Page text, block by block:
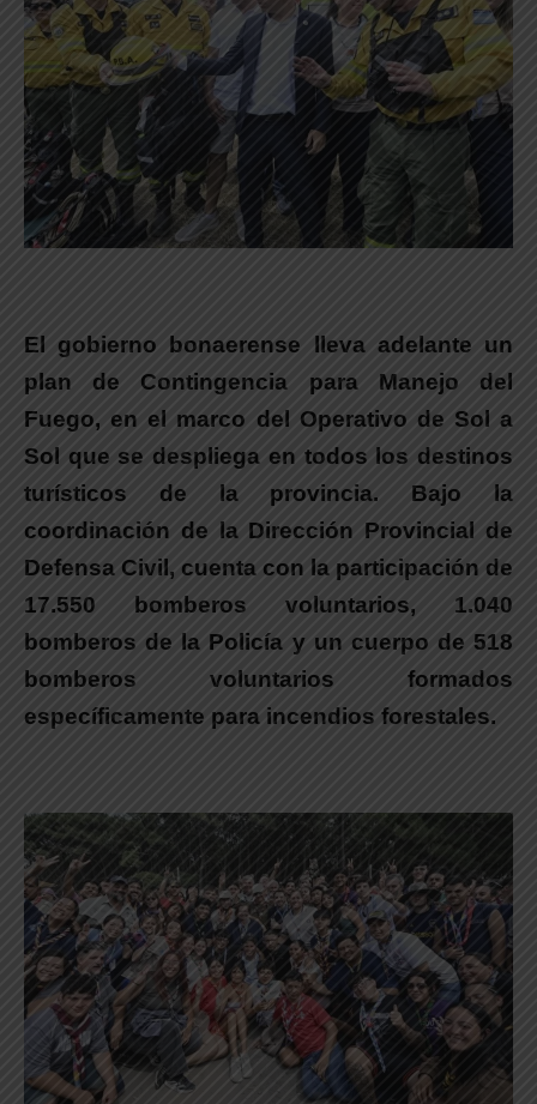
El gobierno bonaerense lleva adelante un
plan de Contingencia para Manejo del
Fuego, en el marco del Operativo de Sol a
Sol que se despliega en todos los destinos
turísticos de la provincia. Bajo la
coordinación de la Dirección Provincial de
Defensa Civil, cuenta con la participación de
17.550 bomberos voluntarios, 1.040
bomberos de la Policía y un cuerpo de 518
bomberos voluntarios formados
específicamente para incendios forestales.